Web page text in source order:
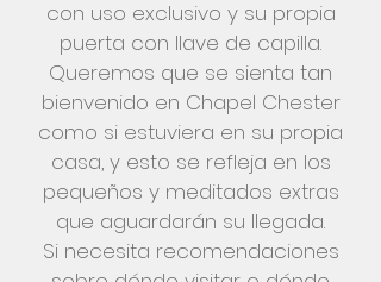
con uso exclusivo y su propia
puerta con llave de capilla.
Queremos que se sienta tan
bienvenido en Chapel Chester
como si estuviera en su propia
casa, y esto se refleja en los
pequeños y meditados extras
que aguardarán su llegada.
Si necesita recomendaciones